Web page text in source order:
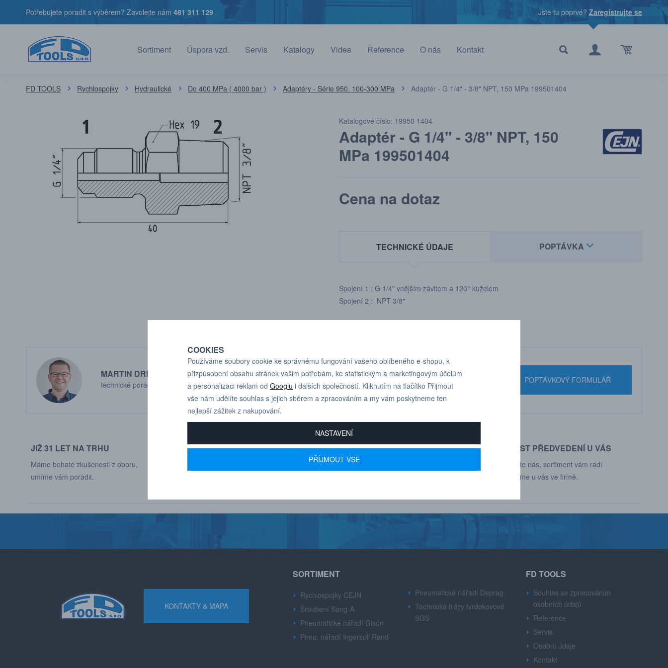
Potřebujete poradit s výběrem? Zavolejte nám 481 311 129 Jste tu poprvé? Zaregistrujte se
Sortiment Úspora vzd. Servis Katalogy Videa Reference O nás Kontakt
FD TOOLS Rychlospojky Hydraulické Do 400 MPa ( 4000 bar ) Adaptéry - Série 950. 100-300 MPa Adaptér - G 1/4" - 3/8" NPT, 150 MPa 199501404
Katalogové číslo: 19950 1404
Adaptér - G 1/4" - 3/8" NPT, 150
MPa 199501404
Cena na dotaz
TECHNICKÉ ÚDAJE POPTÁVKA
Spojení 1 : G 1/4" vnějším závitem a 120° kuželem
Spojení 2 : NPT 3/8"
MARTIN DRHOLEC
technické poradenství
Pro technické dotazy
nebo poptávky volejte
+420 731 517 942 POPTÁVKOVÝ FORMULÁŘ
JIŽ 31 LET NA TRHU
Máme bohaté zkušenosti z oboru,
umíme vám poradit.
DODÁVÁME DO 600+ FIREM AUTORIZOVANÝ DEALER
Značek CEJN, Gison, Ingersoll Rand, Deprag,
MOŽNOST PŘEDVEDENÍ U VÁS
Kontaktujte nás, sortiment vám rádi
představíme u vás ve firmě.
SORTIMENT
Rychlospojky CEJN
Šroubení Sang-A
Pneumatické nářadí Gison
Pneu. nářadí Ingersoll Rand
Pneumatické nářadí Deprag
Technické frézy tvrdokovové
SGS
FD TOOLS
Souhlas se zpracováním
osobních údajů
Reference
Servis
Osobní údaje
Kontakt
KONTAKTY & MAPA
COOKIES
Používáme soubory cookie ke správnému fungování vašeho oblíbeného e-shopu, k
přizpůsobení obsahu stránek vašim potřebám, ke statistickým a marketingovým účelům
a personalizaci reklam od Googlu i dalších společností. Kliknutím na tlačítko Přijmout
vše nám udělíte souhlas s jejich sběrem a zpracováním a my vám poskytneme ten
nejlepší zážitek z nakupování.
NASTAVENÍ
PŘÍJMOUT VŠE